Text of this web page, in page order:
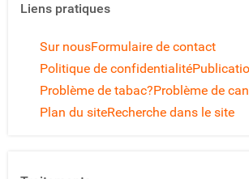
Liens pratiques
Sur nousFormulaire de contact
Politique de confidentialité
Problème de tabac?Problème de
Plan du siteRecherche dans le site